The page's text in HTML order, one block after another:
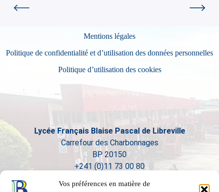
Vos préférences en matière de
Mentions légales
Politique de confidentialité et d’utilisation des données personnelles
Politique d’utilisation des cookies
Lycée Français Blaise Pascal de Libreville
Carrefour des Charbonnages
BP 20150
+241 (0)11 73 00 80